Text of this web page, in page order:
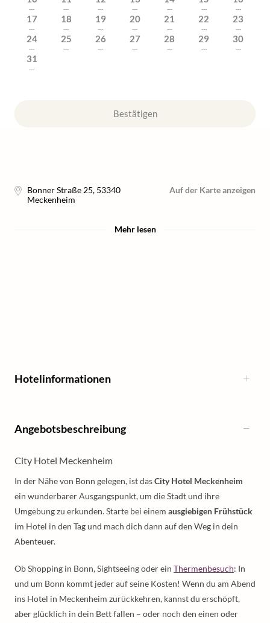
--- --- --- --- --- --- ---
17
---
18
---
19
---
20
---
21
---
22
---
23
---
24
---
25
---
26
---
27
---
28
---
29
---
30
---
31
---
Bestätigen
Bonner Straße 25, 53340
Meckenheim
Auf der Karte anzeigen
Mehr lesen
Hotelinformationen
Angebotsbeschreibung
City Hotel Meckenheim
In der Nähe von Bonn gelegen, ist dasCity Hotel Meckenheim
ein wunderbarer Ausgangspunkt, um die Stadt und ihre
Umgebung zu erkunden. Starte bei einem ausgiebigen Frühstück
im Hotel in den Tag und mach dich dann auf den Weg in dein
Abenteuer.
Ob Shopping in Bonn, Sightseeing oder ein Thermenbesuch: In
und um Bonn kommt jeder auf seine Kosten! Wenn du am Abend
ins Hotel in Meckenheim zurückkehren, kannst du erschöpft,
aber glücklich in dein Bett fallen – oder noch den einen oder